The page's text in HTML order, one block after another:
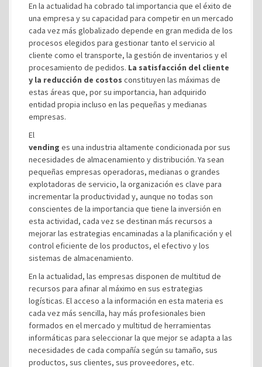
En la actualidad ha cobrado tal importancia que el éxito de
una empresa y su capacidad para competir en un mercado
cada vez más globalizado depende en gran medida de los
procesos elegidos para gestionar tanto el servicio al
cliente como el transporte, la gestión de inventarios y el
procesamiento de pedidos. La satisfacción del cliente
y la reducción de costos constituyen las máximas de
estas áreas que, por su importancia, han adquirido
entidad propia incluso en las pequeñas y medianas
empresas.
El
vending es una industria altamente condicionada por sus
necesidades de almacenamiento y distribución. Ya sean
pequeñas empresas operadoras, medianas o grandes
explotadoras de servicio, la organización es clave para
incrementar la productividad y, aunque no todas son
conscientes de la importancia que tiene la inversión en
esta actividad, cada vez se destinan más recursos a
mejorar las estrategias encaminadas a la planificación y el
control eficiente de los productos, el efectivo y los
sistemas de almacenamiento.
En la actualidad, las empresas disponen de multitud de
recursos para afinar al máximo en sus estrategias
logísticas. El acceso a la información en esta materia es
cada vez más sencilla, hay más profesionales bien
formados en el mercado y multitud de herramientas
informáticas para seleccionar la que mejor se adapta a las
necesidades de cada compañía según su tamaño, sus
productos, sus clientes, sus proveedores, etc.